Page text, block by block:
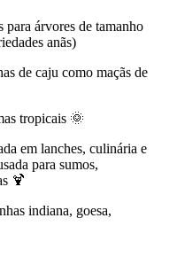
para árvores de tamanho
anãs)
de caju como maçãs de
tropicais 🌞
em lanches, culinária e
para sumos,
🍹
indiana, goesa,